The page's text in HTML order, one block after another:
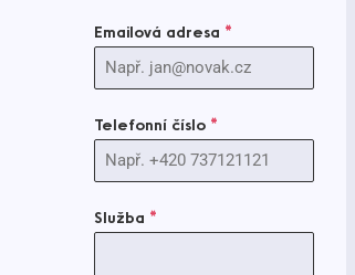
Emailová adresa *
Telefonní číslo *
Služba *